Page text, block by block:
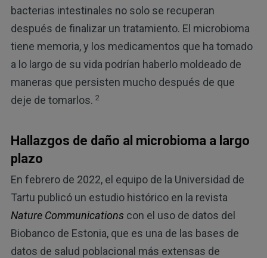
bacterias intestinales no solo se recuperan
después de finalizar un tratamiento. El microbioma
tiene memoria, y los medicamentos que ha tomado
a lo largo de su vida podrían haberlo moldeado de
maneras que persisten mucho después de que
deje de tomarlos. 2
Hallazgos de daño al microbioma a largo
plazo
En febrero de 2022, el equipo de la Universidad de
Tartu publicó un estudio histórico en la revista
Nature Communications con el uso de datos del
Biobanco de Estonia, que es una de las bases de
datos de salud poblacional más extensas de